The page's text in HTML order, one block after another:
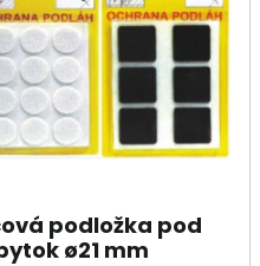
podložka pod
ø21 mm